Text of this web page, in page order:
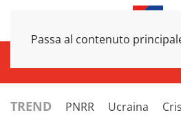
Passa al contenuto
TREND PNRR Ucraina